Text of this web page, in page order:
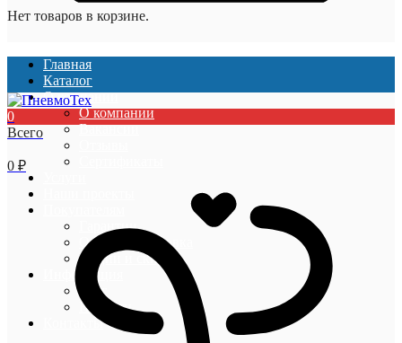
Нет товаров в корзине.
Главная
Каталог
О компании
О компании
Вакансии
Гарантии
Оплата и доставка
Акции и скидки
Информация
Блог
Новости
Контакты
0
Всего
0 ₽